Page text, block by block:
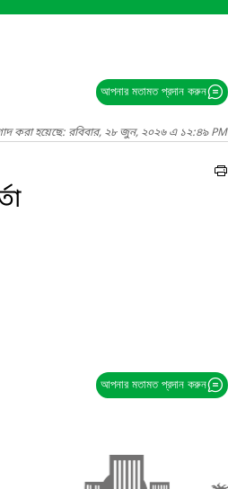
আপনার মতামত প্রদান করুন
করা হয়েছে: রবিবার, ২৮ জুন, ২০২৬ এ ১২:৪৯ PM
আপনার মতামত প্রদান করুন